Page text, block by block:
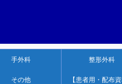
手外科 整形外科
その他 【患者用・配布資